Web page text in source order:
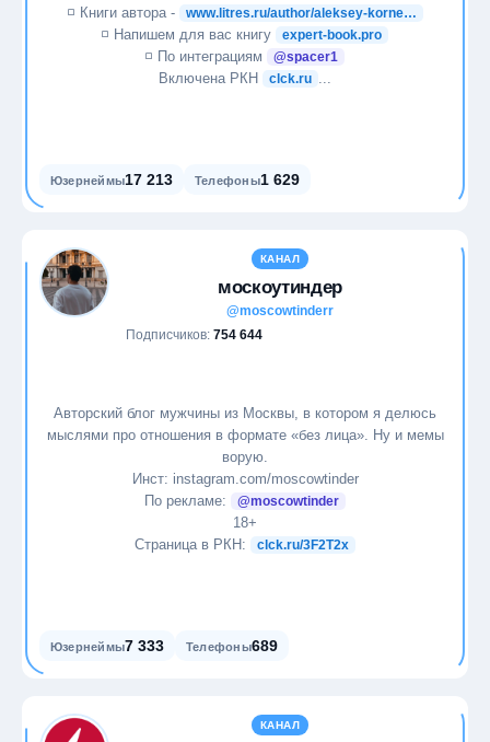
◽️ Книги автора - www.litres.ru/author/aleksey-korne…
◽️ Напишем для вас книгу expert-book.pro
◽️ По интеграциям @spacer1
Включена РКН clck.ru
Юзернеймы17 213 Телефоны1 629
КАНАЛ
москоутиндер
@moscowtinderr
Подписчиков: 754 644
Авторский блог мужчины из Москвы, в котором я делюсь
мыслями про отношения в формате «без лица». Ну и мемы
ворую.
Инст: instagram.com/moscowtinder
По рекламе:
@moscowtinder
18+
Страница в РКН:
clck.ru/3F2T2x
Юзернеймы7 333 Телефоны689
КАНАЛ